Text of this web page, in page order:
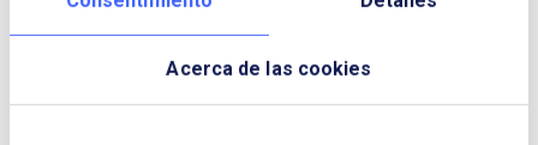
Acerca de las cookies
LA PUESTA EN MARCHA DE LA
POLÍTICA ENERGÉTICA Y CLIMÁTICA
INTEGRADA. LECCIONES APRENDIDAS.
NOMBRE Y APELLIDOS: